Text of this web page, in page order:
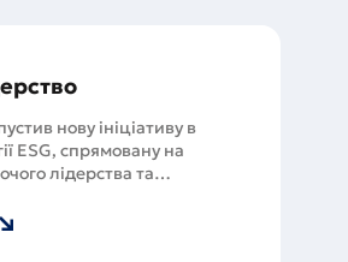
нову ініціативу в
ESG, спрямовану на
лідерства та
співробітниць з